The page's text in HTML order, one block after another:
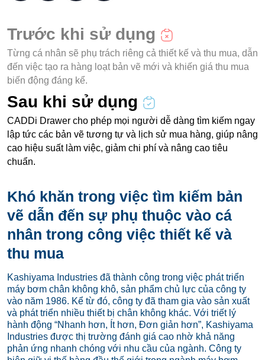
Trước khi sử dụng
Từng cá nhân sẽ phụ trách riêng cả thiết kế và thu mua, dẫn
đến việc tạo ra hàng loạt bản vẽ mới và khiến giá thu mua
biến động đáng kể.
Sau khi sử dụng
CADDi Drawer cho phép mọi người dễ dàng tìm kiếm ngay
lập tức các bản vẽ tương tự và lịch sử mua hàng, giúp nâng
cao hiệu suất làm việc, giảm chi phí và nâng cao tiêu
chuẩn.
Khó khăn trong việc tìm kiếm bản
vẽ dẫn đến sự phụ thuộc vào cá
nhân trong công việc thiết kế và
thu mua
Kashiyama Industries đã thành công trong việc phát triển
máy bơm chân không khô, sản phẩm chủ lực của công ty
vào năm 1986. Kể từ đó, công ty đã tham gia vào sản xuất
và phát triển nhiều thiết bị chân không khác. Với triết lý
hành động “Nhanh hơn, Ít hơn, Đơn giản hơn”, Kashiyama
Industries được thị trường đánh giá cao nhờ khả năng
phản ứng nhanh chóng với nhu cầu của ngành. Công ty